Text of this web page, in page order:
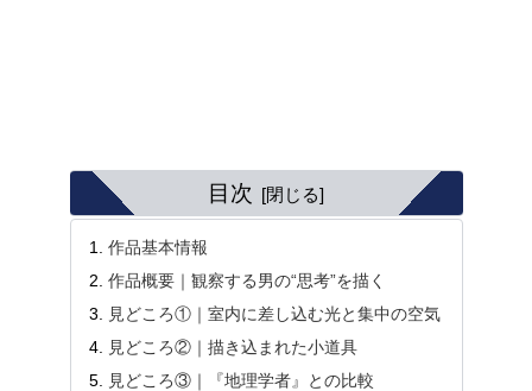
目次
作品基本情報
作品概要｜観察する男の“思考”を描く
見どころ①｜室内に差し込む光と集中の空気
見どころ②｜描き込まれた小道具
見どころ③｜『地理学者』との比較